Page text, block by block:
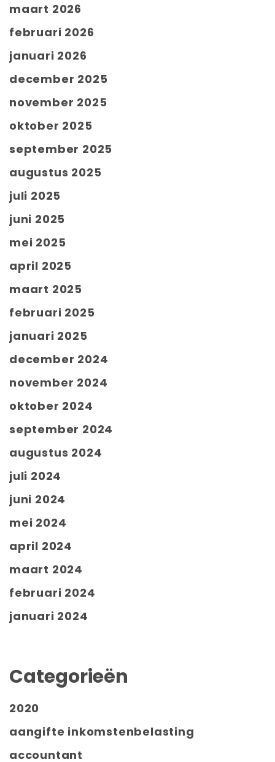
maart 2026
februari 2026
januari 2026
december 2025
november 2025
oktober 2025
september 2025
augustus 2025
juli 2025
juni 2025
mei 2025
april 2025
maart 2025
februari 2025
januari 2025
december 2024
november 2024
oktober 2024
september 2024
augustus 2024
juli 2024
juni 2024
mei 2024
april 2024
maart 2024
februari 2024
januari 2024
Categorieën
2020
aangifte inkomstenbelasting
accountant